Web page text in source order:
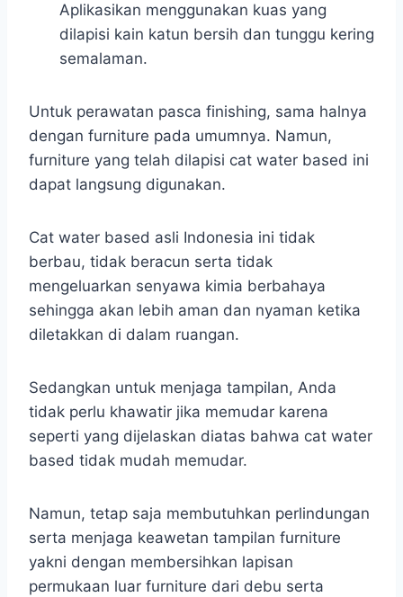
Aplikasikan menggunakan kuas yang
dilapisi kain katun bersih dan tunggu kering
semalaman.
Untuk perawatan pasca finishing, sama halnya
dengan furniture pada umumnya. Namun,
furniture yang telah dilapisi cat water based ini
dapat langsung digunakan.
Cat water based asli Indonesia ini tidak
berbau, tidak beracun serta tidak
mengeluarkan senyawa kimia berbahaya
sehingga akan lebih aman dan nyaman ketika
diletakkan di dalam ruangan.
Sedangkan untuk menjaga tampilan, Anda
tidak perlu khawatir jika memudar karena
seperti yang dijelaskan diatas bahwa cat water
based tidak mudah memudar.
Namun, tetap saja membutuhkan perlindungan
serta menjaga keawetan tampilan furniture
yakni dengan membersihkan lapisan
permukaan luar furniture dari debu serta